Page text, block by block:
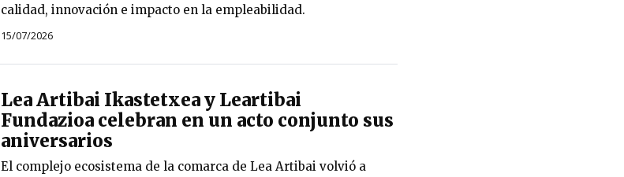
calidad, innovación e impacto en la empleabilidad.
15/07/2026
Lea Artibai Ikastetxea y Leartibai
Fundazioa celebran en un acto conjunto sus
aniversarios
El complejo ecosistema de la comarca de Lea Artibai volvió a